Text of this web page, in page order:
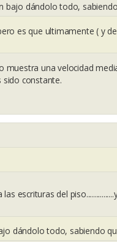
bajo dándolo todo,
es que ultimamente ( y de
muestra una velocidad
sido constante.
escrituras del
dándolo todo, sabiendo